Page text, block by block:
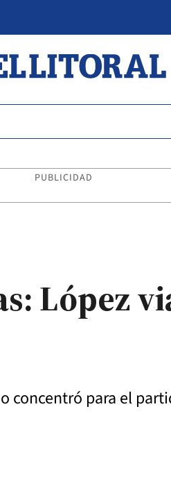
PUBLICIDAD
López
concentró para el